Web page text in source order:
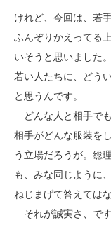
けれど、今回は、若
ふんぞりかえってる
いそうと思いました。
若い人たちに、どう
と思うんです。
どんな人と相手で
相手がどんな服装を
う立場だろうが。総
も、みな同じように
ねじまげて答えては
それが誠実さ、で